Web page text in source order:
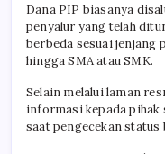
Dana PIP biasanya
penyalur yang telah
berbeda sesuai jenjang
hingga SMA atau SMK.
Selain melalui laman
informasi kepada pihak
saat pengecekan status